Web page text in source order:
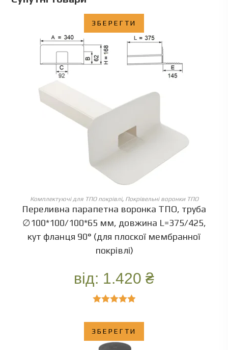
ЗБЕРЕГТИ
ОБЕРІТЬ ОПЦІЇ
Комплектуючі для ТПО покрівлі, Покрівельні воронки ТПО
Переливна парапетна воронка ТПО, труба
∅100*100/100*65 мм, довжина L=375/425,
кут фланця 90° (для плоскої мембранної
покрівлі)
від: 1.420 ₴
5.00з 5
ЗБЕРЕГТИ